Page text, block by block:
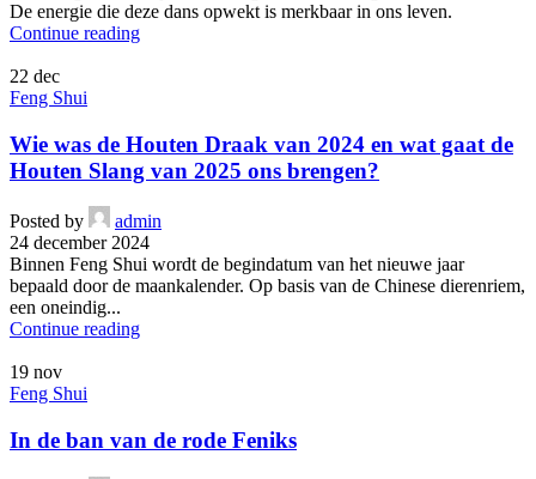
De energie die deze dans opwekt is merkbaar in ons leven.
Continue reading
22 dec
Feng Shui
Wie was de Houten Draak van 2024 en wat gaat de
Houten Slang van 2025 ons brengen?
Posted by
admin
24 december 2024
Binnen Feng Shui wordt de begindatum van het nieuwe jaar
bepaald door de maankalender. Op basis van de Chinese dierenriem,
een oneindig...
Continue reading
19 nov
Feng Shui
In de ban van de rode Feniks